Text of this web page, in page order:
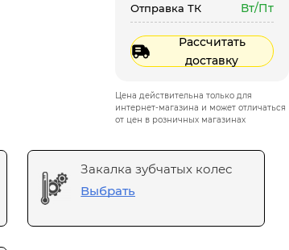
Отправка ТК Вт/Пт
Рассчитать
доставку
Цена действительна только для
интернет-магазина и может отличаться
от цен в розничных магазинах
Закалка зубчатых колес
Выбрать